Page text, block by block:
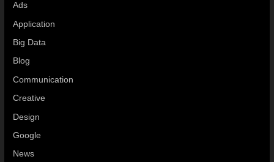
Ads
Application
Big Data
Blog
Communication
Creative
Design
Google
News